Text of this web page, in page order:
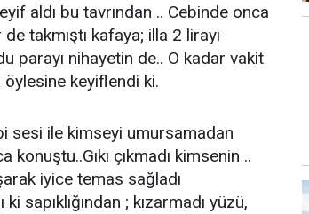
aldı bu tavrından .. Cebinde onca
takmıştı kafaya; illa 2 lirayı
parayı nihayetin de.. O kadar vakit
keyiflendi ki.
sesi ile kimseyi umursamadan
çıkmadı kimsenin ..
iyice temas sağladı
sapıklığından ; kızarmadı yüzü,